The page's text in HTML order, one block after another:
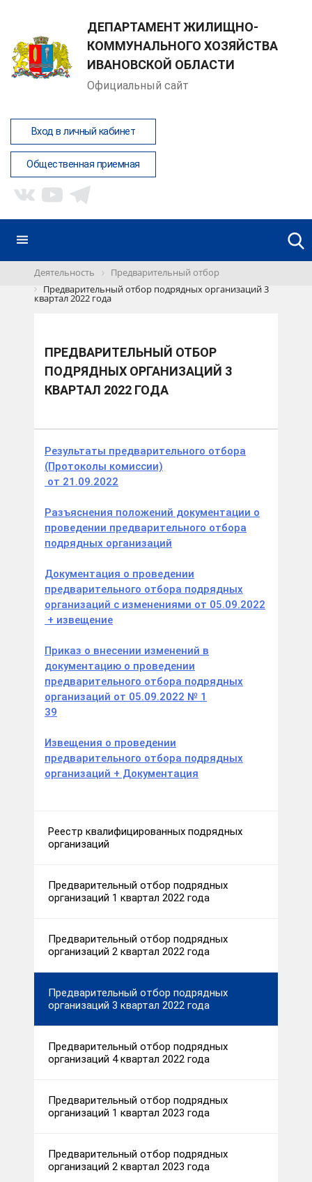
ДЕПАРТАМЕНТ ЖИЛИЩНО-
КОММУНАЛЬНОГО ХОЗЯЙСТВА
ИВАНОВСКОЙ ОБЛАСТИ
Официальный сайт
Вход в личный кабинет
Общественная приемная
Деятельность
Предварительный отбор
Предварительный отбор подрядных организаций 3
квартал 2022 года
ПРЕДВАРИТЕЛЬНЫЙ ОТБОР
ПОДРЯДНЫХ ОРГАНИЗАЦИЙ 3
КВАРТАЛ 2022 ГОДА
Результаты предварительного отбора
(Протоколы комиссии)
от 21.09.2022
Разъяснения положений документации о
проведении предварительного отбора
подрядных организаций
Документация о проведении
предварительного отбора подрядных
организаций с изменениями от 05.09.2022
+ извещение
Приказ о внесении изменений в
документацию о проведении
предварительного отбора подрядных
организаций от 05.09.2022 № 1
39
Извещения о проведении
предварительного отбора подрядных
организаций + Документация
Реестр квалифицированных подрядных
организаций
Предварительный отбор подрядных
организаций 1 квартал 2022 года
Предварительный отбор подрядных
организаций 2 квартал 2022 года
Предварительный отбор подрядных
организаций 3 квартал 2022 года
Предварительный отбор подрядных
организаций 4 квартал 2022 года
Предварительный отбор подрядных
организаций 1 квартал 2023 года
Предварительный отбор подрядных
организаций 2 квартал 2023 года